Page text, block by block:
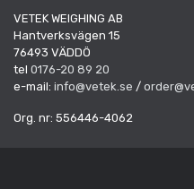
VETEK WEIGHING AB
Hantverksvägen 15
76493 VÄDDÖ
tel 0176-20 89 20
e-mail: info@vetek.se /
Org. nr: 556446-4062